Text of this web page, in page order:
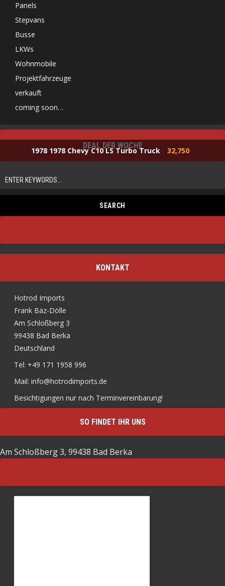
Panels
Stepvans
Busse
LKWs
Wohnmobile
Projektfahrzeuge
verkauft
coming soon…
DEAL DER WOCHE
1978 1978 Chevy C10 LS Turbo Truck 32,750
KONTAKT
Hotrod Imports
Frank Bäz-Dölle
Am Schloßberg 3
99438 Bad Berka
Deutschland
Tel: +49 171 1958 996
Mail: info@hotrodimports.de
Besichtigungen nur nach Terminvereinbarung!
SO FINDET IHR UNS
Am Schloßberg 3, 99438 Bad Berka